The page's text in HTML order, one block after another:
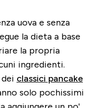
uova e senza
la dieta a base
la propria
ingredienti.
classici pancake
solo pochissimi